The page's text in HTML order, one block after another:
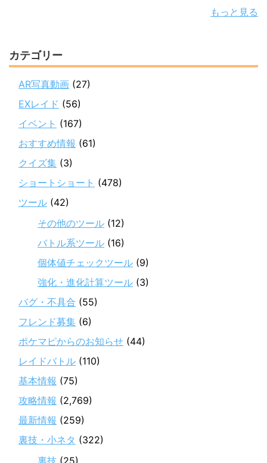
もっと見る
カテゴリー
AR写真動画 (27)
EXレイド (56)
イベント (167)
おすすめ情報 (61)
クイズ集 (3)
ショートショート (478)
ツール (42)
その他のツール (12)
バトル系ツール (16)
個体値チェックツール (9)
強化・進化計算ツール (3)
バグ・不具合 (55)
フレンド募集 (6)
ポケマピからのお知らせ (44)
レイドバトル (110)
基本情報 (75)
攻略情報 (2,769)
最新情報 (259)
裏技・小ネタ (322)
裏技 (25)